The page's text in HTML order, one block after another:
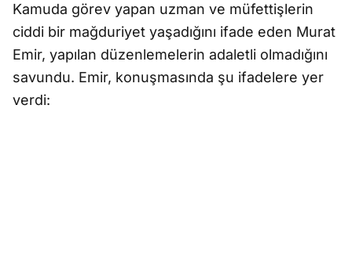
Kamuda görev yapan uzman ve müfettişlerin
ciddi bir mağduriyet yaşadığını ifade eden Murat
Emir, yapılan düzenlemelerin adaletli olmadığını
savundu. Emir, konuşmasında şu ifadelere yer
verdi: